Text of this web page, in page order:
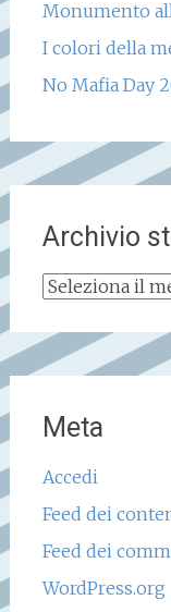
Monumento
I colori della
No Mafia Day
Archivio
Archivio
Meta
Accedi
Feed dei
Feed dei
WordPress.org